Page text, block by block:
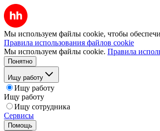
Мы используем файлы cookie, чтобы
Правила использования файлов cookie
Мы используем файлы cookie. Правила
Понятно
Ищу работу
Ищу работу
Ищу работу
Ищу сотрудника
Сервисы
Помощь